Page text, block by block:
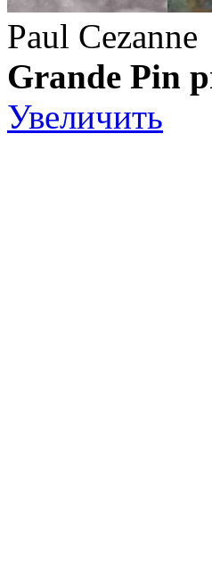
Paul Cezanne
Grande Pin
Увеличить